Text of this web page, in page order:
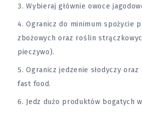
Wybieraj głównie owoce
Ogranicz do minimum spożycie
zbożowych oraz roślin
pieczywo).
Ogranicz jedzenie słodyczy
fast food.
Jedz dużo produktów bogatych